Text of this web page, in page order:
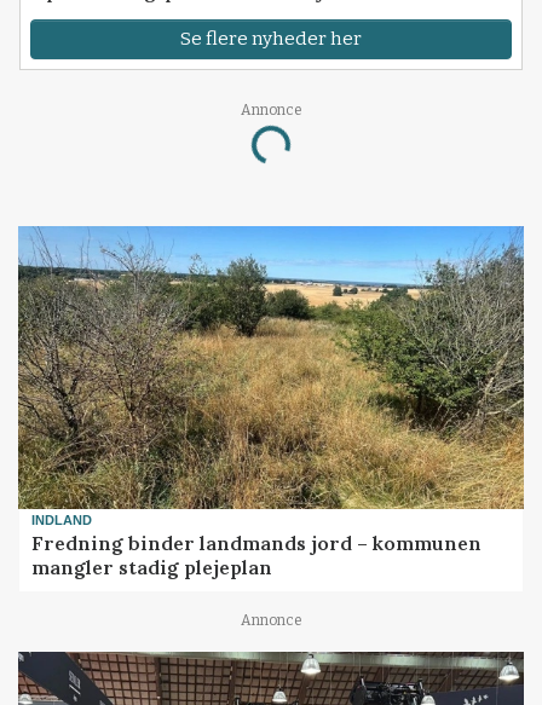
Se flere nyheder her
Annonce
Loading...
INDLAND
Fredning binder landmands jord – kommunen
mangler stadig plejeplan
Annonce